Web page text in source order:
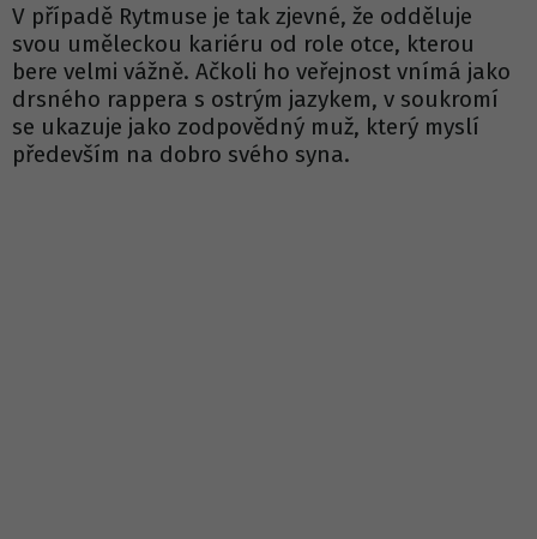
V případě Rytmuse je tak zjevné, že odděluje
svou uměleckou kariéru od role otce, kterou
bere velmi vážně. Ačkoli ho veřejnost vnímá jako
drsného rappera s ostrým jazykem, v soukromí
se ukazuje jako zodpovědný muž, který myslí
především na dobro svého syna.